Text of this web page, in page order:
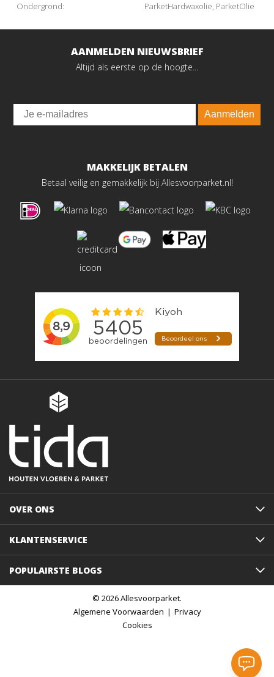
Ondergrond:
ParketHardwaxolie, ParketOlie
AANMELDEN NIEUWSBRIEF
Altijd als eerste op de hoogte...
Email
Aanmelden
MAKKELIJK BETALEN
Betaal veilig en gemakkelijk bij Allesvoorparket.nl!
OVER ONS
KLANTENSERVICE
POPULAIRSTE BLOGS
© 2026 Allesvoorparket.
Algemene Voorwaarden
Privacy
Cookies